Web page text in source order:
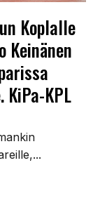
Koplalle
KPL